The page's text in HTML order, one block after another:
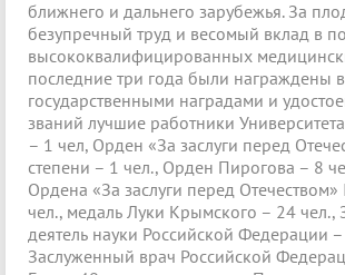
ближнего и дальнего зарубежья. За
безупречный труд и весомый вклад в
высококвалифицированных
последние три года были награждены
государственными наградами и
званий лучшие работники
– 1 чел, Орден «За заслуги перед
степени – 1 чел., Орден Пирогова – 8
Ордена «За заслуги перед
чел., медаль Луки Крымского – 24 чел.,
деятель науки Российской Федерации
Заслуженный врач Российской